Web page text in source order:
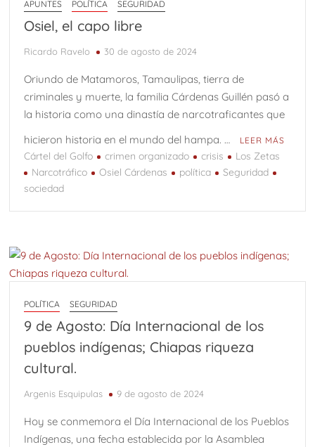
APUNTES POLÍTICA SEGURIDAD
Osiel, el capo libre
Ricardo Ravelo 30 de agosto de 2024
Oriundo de Matamoros, Tamaulipas, tierra de
criminales y muerte, la familia Cárdenas Guillén pasó a
la historia como una dinastía de narcotraficantes que
hicieron historia en el mundo del hampa. …
LEER MÁS
Cártel del Golfo crimen organizado crisis
Los Zetas
Narcotráfico
Osiel Cárdenas política
Seguridad
sociedad
POLÍTICA SEGURIDAD
9 de Agosto: Día Internacional de los
pueblos indígenas; Chiapas riqueza
cultural.
Argenis Esquipulas 9 de agosto de 2024
Hoy se conmemora el Día Internacional de los Pueblos
Indígenas, una fecha establecida por la Asamblea